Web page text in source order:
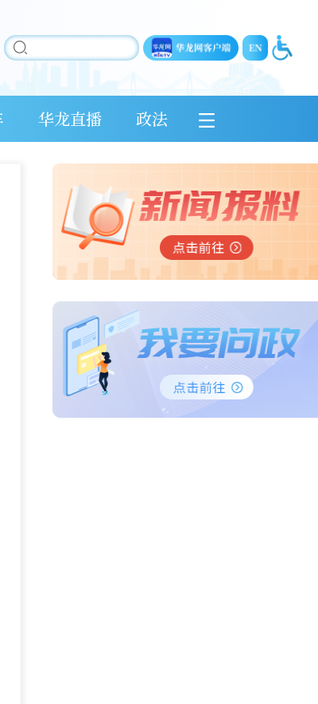
华龙直播 政法